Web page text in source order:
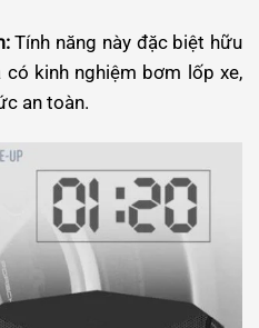
Tính năng này đặc biệt hữu
kinh nghiệm bơm lốp xe,
an toàn.